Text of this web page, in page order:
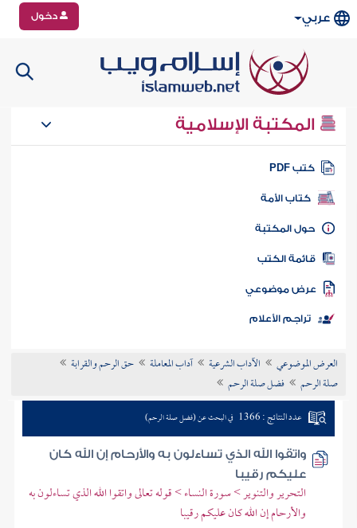
عربي دخول
المكتبة الإسلامية
كتب PDF
كتاب الأمة
المكتبة
الكتب
موضوعي
تراجم الأعلام
العرض الموضوعي الآداب الشرعية آداب المعاملة
حق الرحم والقرابة
صلة الرحم
فضل صلة الرحم
عدد النتائج : 1366 في البحث عن (فضل صلة الرحم)
واتقوا الله الذي تساءلون به والأرحام إن الله كان
عليكم رقيبا
التحرير والتنوير > سورة النساء > قوله تعالى واتقوا الله الذي تساءلون به
والأرحام إن الله كان عليكم رقيبا